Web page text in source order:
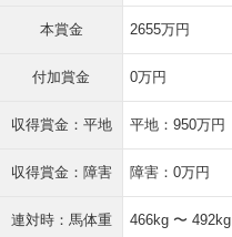
本賞金 2655万円
付加賞金 0万円
収得賞金：平地 平地：950万円
収得賞金：障害 障害：0万円
連対時：馬体重 466kg 〜 492kg